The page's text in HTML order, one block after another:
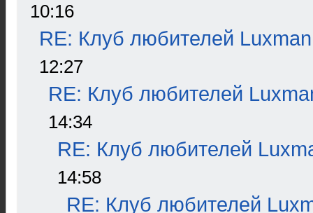
10:16
RE: Клуб любителей Luxman
12:27
RE: Клуб любителей
14:34
RE: Клуб любителей
14:58
RE: Клуб любителей